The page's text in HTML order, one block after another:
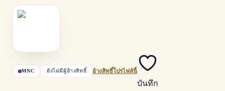
MNC ยังไม่มีผู้อ้างสิทธิ์ อ้างสิทธิ์โปรไฟล์นี้
บันทึก